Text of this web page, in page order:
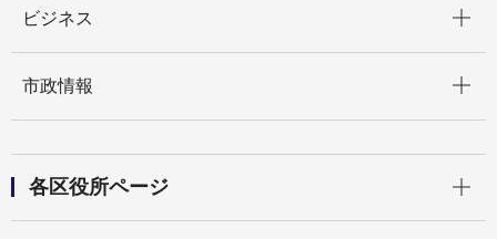
ビジネス
市政情報
各区役所ページ